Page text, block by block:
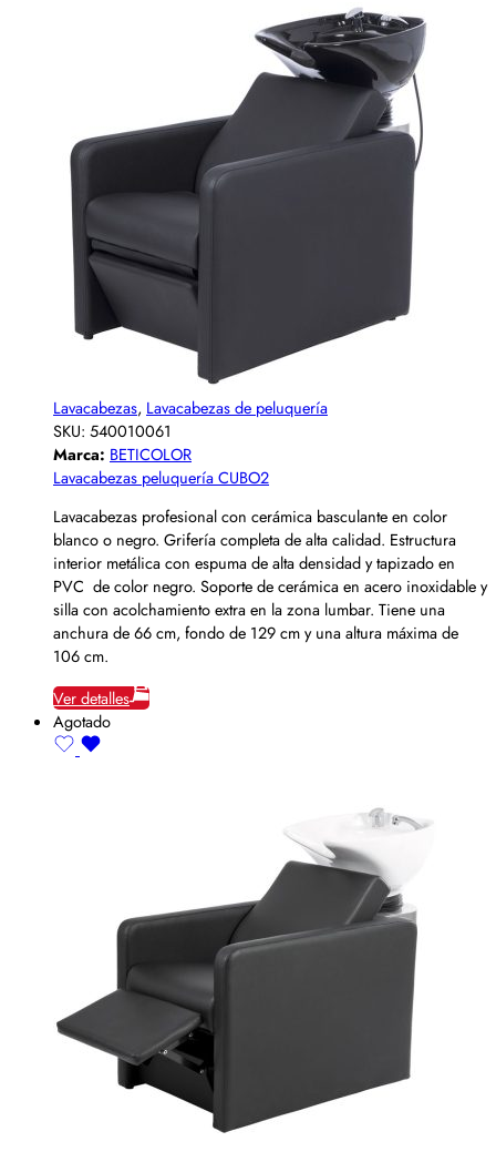
Lavacabezas, Lavacabezas de peluquería
SKU: 540010061
Marca: BETICOLOR
Lavacabezas peluquería CUBO2
Lavacabezas profesional con cerámica basculante en color
blanco o negro. Grifería completa de alta calidad. Estructura
interior metálica con espuma de alta densidad y tapizado en
PVC de color negro. Soporte de cerámica en acero inoxidable y
silla con acolchamiento extra en la zona lumbar. Tiene una
anchura de 66 cm, fondo de 129 cm y una altura máxima de
106 cm.
Ver detalles
Agotado